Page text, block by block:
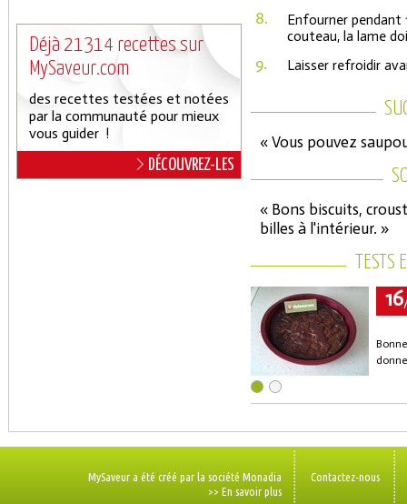
Déjà 21314 recettes sur
MySaveur.com
des recettes testées et notées
par la communauté pour mieux
vous guider !
DÉCOUVREZ-LES
8.
Enfourner pendant
couteau, la lame
9. Laisser refroidir
« Vous pouvez
« Bons biscuits,
billes à l'intérieur. »
16
MySaveur a été créé par la société Monadia
>> En savoir plus
Contactez-nous